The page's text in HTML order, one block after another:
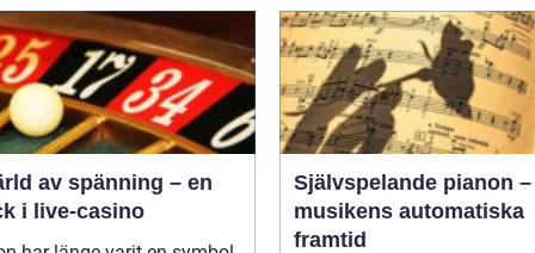
av spänning – en
i live-casino
Självspelande pianon –
musikens automatiska
framtid